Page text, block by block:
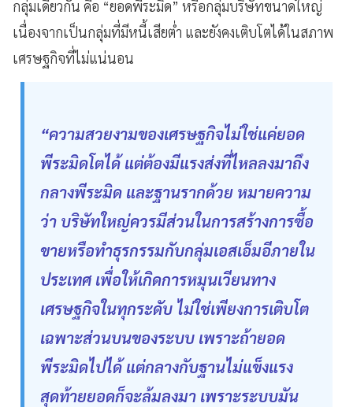
กลุ่มเดียวกัน คือ “ยอดพีระมิด” หรือกลุ่มบริษัทขนาดใหญ่
เนื่องจากเป็นกลุ่มที่มีหนี้เสียต่ำ และยังคงเติบโตได้ในสภาพ
เศรษฐกิจที่ไม่แน่นอน
“ความสวยงามของเศรษฐกิจไม่ใช่แค่ยอด
พีระมิดโตได้ แต่ต้องมีแรงส่งที่ไหลลงมาถึง
กลางพีระมิด และฐานรากด้วย หมายความ
ว่า บริษัทใหญ่ควรมีส่วนในการสร้างการซื้อ
ขายหรือทำธุรกรรมกับกลุ่มเอสเอ็มอีภายใน
ประเทศ เพื่อให้เกิดการหมุนเวียนทาง
เศรษฐกิจในทุกระดับ ไม่ใช่เพียงการเติบโต
เฉพาะส่วนบนของระบบ เพราะถ้ายอด
พีระมิดไปได้ แต่กลางกับฐานไม่แข็งแรง
สุดท้ายยอดก็จะล้มลงมา เพราะระบบมัน